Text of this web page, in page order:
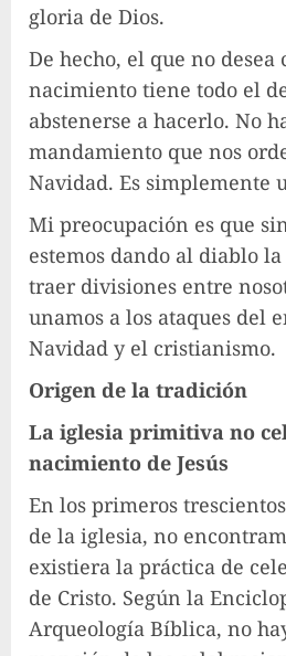
gloria de Dios.
De hecho, el que no
nacimiento tiene todo el
abstenerse a hacerlo. No
mandamiento que nos
Navidad. Es simplemente
Mi preocupación es que
estemos dando al diablo
traer divisiones entre
unamos a los ataques del
Navidad y el cristianismo.
Origen de la tradición
La iglesia primitiva no
nacimiento de Jesús
En los primeros
de la iglesia, no
existiera la práctica de
de Cristo. Según la
Arqueología Bíblica, no